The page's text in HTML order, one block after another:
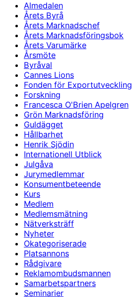
Almedalen
Årets Byrå
Årets Marknadschef
Årets Marknadsföringsbok
Årets Varumärke
Årsmöte
Byråval
Cannes Lions
Fonden för Exportutveckling
Forskning
Francesca O'Brien Apelgren
Grön Marknadsföring
Guldägget
Hållbarhet
Henrik Sjödin
Internationell Utblick
Julgåva
Jurymedlemmar
Konsumentbeteende
Kurs
Medlem
Medlemsmätning
Nätverksträff
Nyheter
Okategoriserade
Platsannons
Rådgivare
Reklamombudsmannen
Samarbetspartners
Seminarier